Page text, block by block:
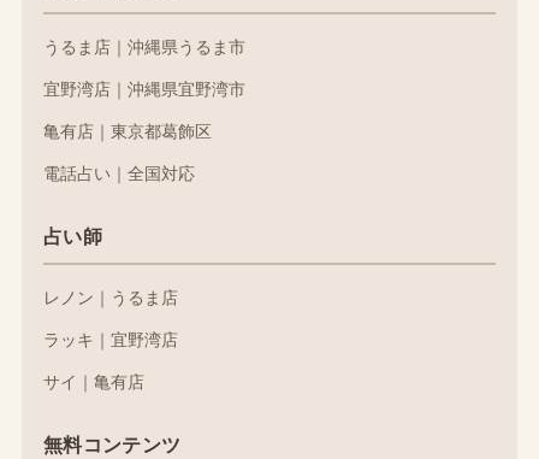
うるま店｜沖縄県うるま市
宜野湾店｜沖縄県宜野湾市
亀有店｜東京都葛飾区
電話占い｜全国対応
占い師
レノン｜うるま店
ラッキ｜宜野湾店
サイ｜亀有店
無料コンテンツ